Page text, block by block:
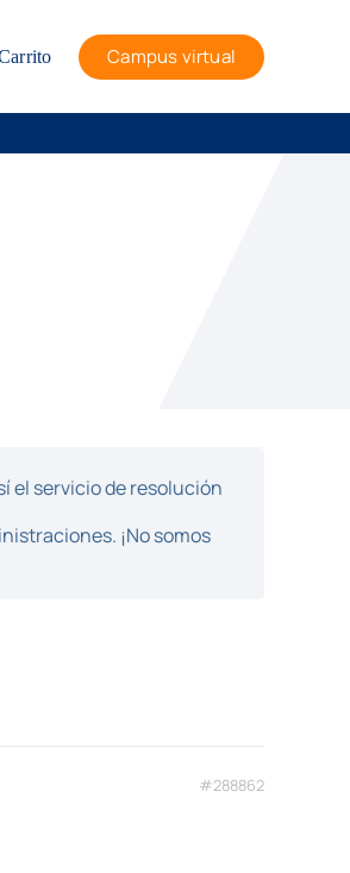
Campus virtual
el servicio de resolución
¡No somos
#288862